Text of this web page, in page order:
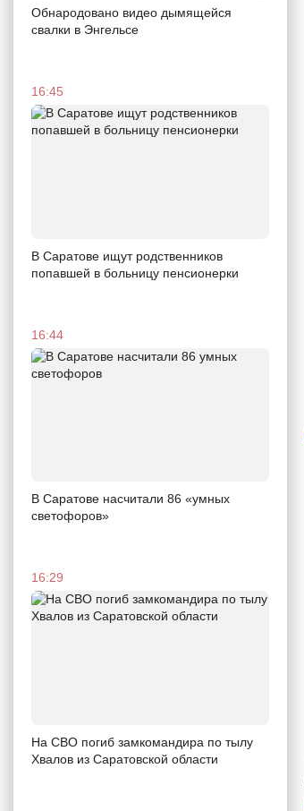
Обнародовано видео дымящейся
свалки в Энгельсе
16:45
В Саратове ищут родственников
попавшей в больницу пенсионерки
16:44
В Саратове насчитали 86 «умных
светофоров»
16:29
На СВО погиб замкомандира по тылу
Хвалов из Саратовской области